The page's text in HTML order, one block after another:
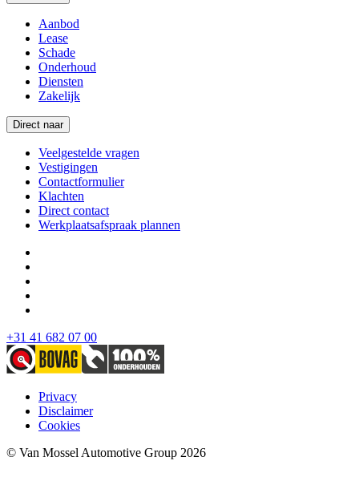
Aanbod
Lease
Schade
Onderhoud
Diensten
Zakelijk
Direct naar
Veelgestelde vragen
Vestigingen
Contactformulier
Klachten
Direct contact
Werkplaatsafspraak plannen
+31 41 682 07 00
Privacy
Disclaimer
Cookies
© Van Mossel Automotive Group 2026